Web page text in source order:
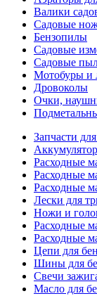
Валики
Садовые
Бензопилы
Садовые
Садовые
Мотобуры и
Дровоколы
Очки,
Запчасти
Расходные
Расходные
Расходные
Лески для
Ножи и
Расходные
Расходные
Цепи для
Шины для
Свечи
Масло для